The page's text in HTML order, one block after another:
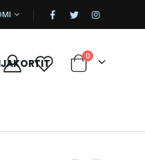
|
Cart
0tuotetta